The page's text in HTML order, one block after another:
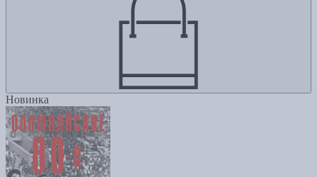
Новинка